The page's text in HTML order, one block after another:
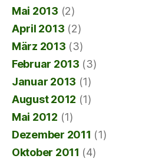
Mai 2013 (2)
April 2013 (2)
März 2013 (3)
Februar 2013 (3)
Januar 2013 (1)
August 2012 (1)
Mai 2012 (1)
Dezember 2011 (1)
Oktober 2011 (4)